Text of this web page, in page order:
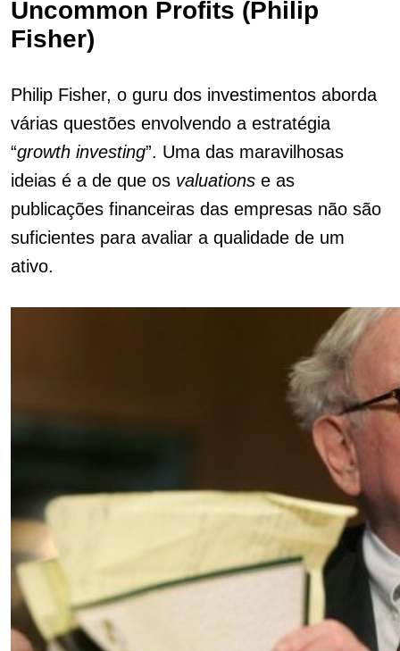
Uncommon Profits (Philip
Fisher)
Philip Fisher, o guru dos investimentos aborda
várias questões envolvendo a estratégia
“growth investing”. Uma das maravilhosas
ideias é a de que os valuations e as
publicações financeiras das empresas não são
suficientes para avaliar a qualidade de um
ativo.